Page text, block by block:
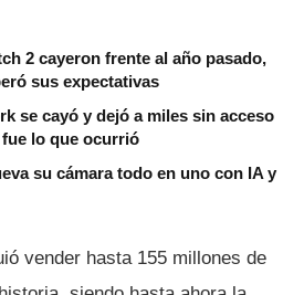
2 cayeron frente al año pasado,
sus expectativas
se cayó y dejó a miles sin acceso
lo que ocurrió
su cámara todo en uno con IA y
vender hasta 155 millones de